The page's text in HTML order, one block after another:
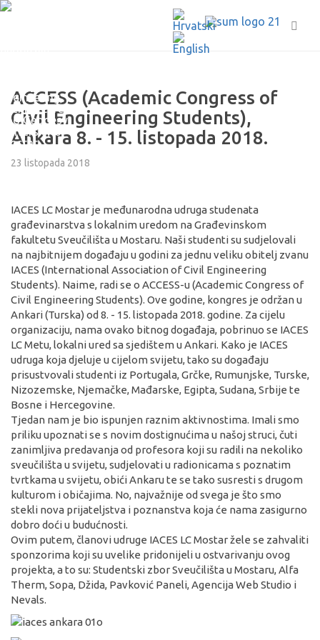
ACCESS (Academic Congress of
Civil Engineering Students),
Ankara 8. - 15. listopada 2018.
23 listopada 2018
IACES LC Mostar je međunarodna udruga studenata
građevinarstva s lokalnim uredom na Građevinskom
fakultetu Sveučilišta u Mostaru. Naši studenti su sudjelovali
na najbitnijem događaju u godini za jednu veliku obitelj zvanu
IACES (International Association of Civil Engineering
Students). Naime, radi se o ACCESS-u (Academic Congress of
Civil Engineering Students). Ove godine, kongres je održan u
Ankari (Turska) od 8. - 15. listopada 2018. godine. Za cijelu
organizaciju, nama ovako bitnog događaja, pobrinuo se IACES
LC Metu, lokalni ured sa sjedištem u Ankari. Kako je IACES
udruga koja djeluje u cijelom svijetu, tako su događaju
prisustvovali studenti iz Portugala, Grčke, Rumunjske, Turske,
Nizozemske, Njemačke, Mađarske, Egipta, Sudana, Srbije te
Bosne i Hercegovine.
Tjedan nam je bio ispunjen raznim aktivnostima. Imali smo
priliku upoznati se s novim dostignućima u našoj struci, čuti
zanimljiva predavanja od profesora koji su radili na nekoliko
sveučilišta u svijetu, sudjelovati u radionicama s poznatim
tvrtkama u svijetu, obići Ankaru te se tako susresti s drugom
kulturom i običajima. No, najvažnije od svega je što smo
stekli nova prijateljstva i poznanstva koja će nama zasigurno
dobro doći u budućnosti.
Ovim putem, članovi udruge IACES LC Mostar žele se zahvaliti
sponzorima koji su uvelike pridonijeli u ostvarivanju ovog
projekta, a to su: Studentski zbor Sveučilišta u Mostaru, Alfa
Therm, Sopa, Džida, Pavković Paneli, Agencija Web Studio i
Nevals.